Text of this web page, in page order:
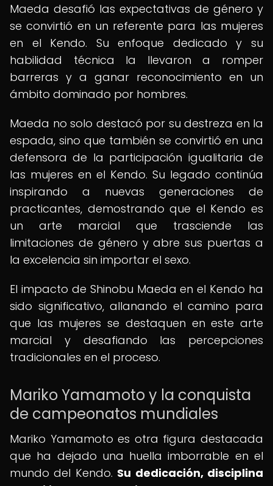
Maeda desafió las expectativas de género y
se convirtió en un referente para las mujeres
en el Kendo. Su enfoque dedicado y su
habilidad técnica la llevaron a romper
barreras y a ganar reconocimiento en un
ámbito dominado por hombres.
Maeda no solo destacó por su destreza en la
espada, sino que también se convirtió en una
defensora de la participación igualitaria de
las mujeres en el Kendo. Su legado continúa
inspirando a nuevas generaciones de
practicantes, demostrando que el Kendo es
un arte marcial que trasciende las
limitaciones de género y abre sus puertas a
la excelencia sin importar el sexo.
El impacto de Shinobu Maeda en el Kendo ha
sido significativo, allanando el camino para
que las mujeres se destaquen en este arte
marcial y desafiando las percepciones
tradicionales en el proceso.
Mariko Yamamoto y la conquista
de campeonatos mundiales
Mariko Yamamoto es otra figura destacada
que ha dejado una huella imborrable en el
mundo del Kendo. Su dedicación, disciplina